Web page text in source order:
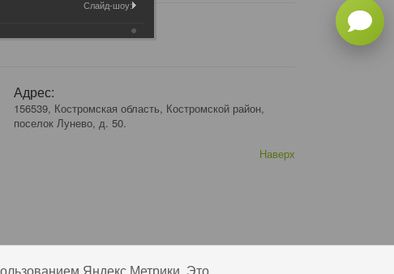
Адрес:
156539, Костромская область, Костромской район,
поселок Лунево, д. 50.
Наверх
Слайд-шоу: